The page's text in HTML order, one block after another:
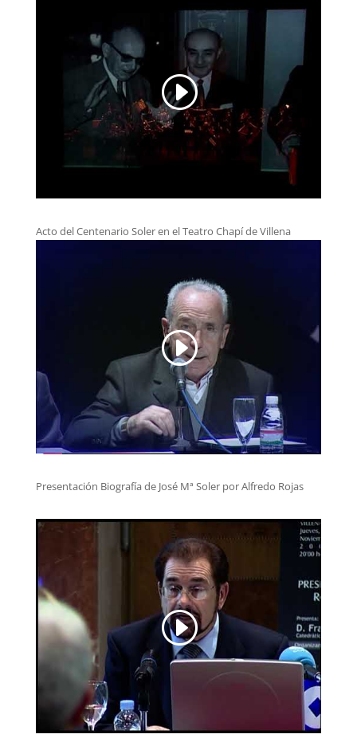
Acto del Centenario Soler en el Teatro Chapí de Villena
Presentación Biografía de José Mª Soler por Alfredo Rojas